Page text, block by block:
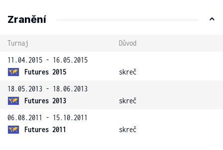
Zranění
Turnaj
Důvod
11.04.2015 - 16.05.2015
Futures 2015
skreč
18.05.2013 - 18.06.2013
Futures 2013
skreč
06.08.2011 - 15.10.2011
Futures 2011
skreč